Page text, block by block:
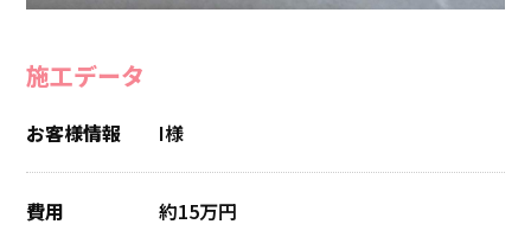
施工データ
お客様情報 I様
費用 約15万円